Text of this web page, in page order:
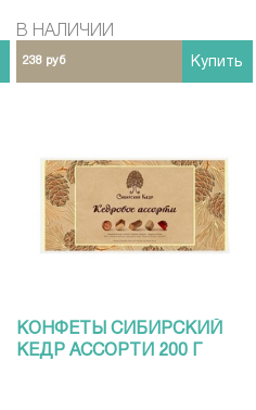
В НАЛИЧИИ
238 руб Купить
КОНФЕТЫ СИБИРСКИЙ
КЕДР АССОРТИ 200 Г